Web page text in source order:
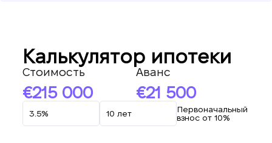
Калькулятор ипотеки
Стоимость
215 000
Аванс
21 500
Первоначальный
взнос от 10%